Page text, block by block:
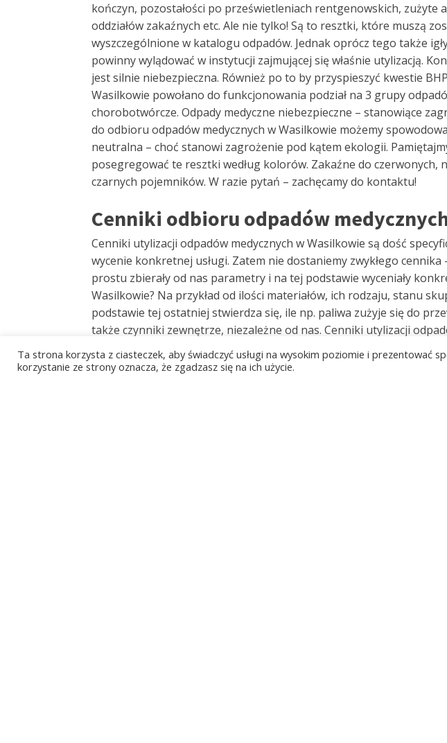
kończyn, pozostałości po prześwietleniach rentgenowskich,
oddziałów zakaźnych etc. Ale nie tylko! Są to resztki, które muszą
wyszczególnione w katalogu odpadów. Jednak oprócz tego także
powinny wylądować w instytucji zajmującej się właśnie utylizacją.
jest silnie niebezpieczna. Również po to by przyspieszyć kwestie
Wasilkowie powołano do funkcjonowania podział na 3 grupy
chorobotwórcze. Odpady medyczne niebezpieczne – stanowiące
do odbioru odpadów medycznych w Wasilkowie możemy
neutralna – choć stanowi zagrożenie pod kątem ekologii.
posegregować te resztki według kolorów. Zakaźne do czerwonych,
czarnych pojemników. W razie pytań – zachęcamy do kontaktu!
Cenniki odbioru odpadów
Cenniki utylizacji odpadów medycznych w Wasilkowie są dość
wycenie konkretnej usługi. Zatem nie dostaniemy zwykłego
prostu zbierały od nas parametry i na tej podstawie wyceniały
Wasilkowie? Na przykład od ilości materiałów, ich rodzaju, stanu
podstawie tej ostatniej stwierdza się, ile np. paliwa zużyje się do
także czynniki zewnętrze, niezależne od nas. Cenniki utylizacji
gospodarki, poziomu inflacji, czy cen energii, które wpływają na
w takich placówkach. W końcu firmy utylizujące odpady medyczne
Ta strona korzysta z ciasteczek, aby świadczyć usługi na wysokim poziomie i prezentować
korzystanie ze strony oznacza, że zgadzasz się na ich użycie.